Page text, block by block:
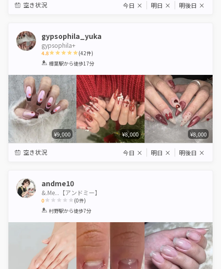
空き状況 今日 × 明日 × 明後日 ×
gypsophila_yuka
gypsophila+
4.8
1 2 3 4 5
(42件)
樟葉駅から徒歩17分
¥9,000 ¥8,000 ¥8,000
空き状況 今日 × 明日 × 明後日 ×
andme10
&.Me...【アンドミー】
0
1 2 3 4 5
(0件)
村野駅から徒歩7分